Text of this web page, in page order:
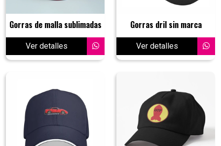
Gorras de malla sublimadas
Ver detalles
Gorras dril sin marca
Ver detalles